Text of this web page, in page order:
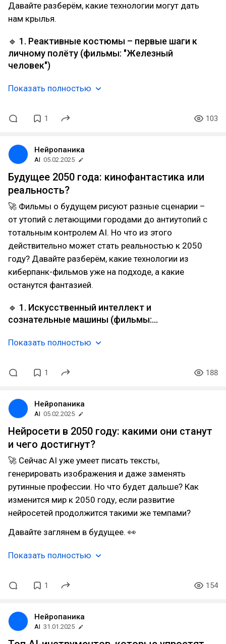
Давайте разберём, какие технологии могут дать
нам крылья.
🔹 1. Реактивные костюмы – первые шаги к
личному полёту (фильмы: "Железный
человек")
Показать полностью
1 103
Нейропаника
AI 05.02.2025
Будущее 2050 года: кинофантастика или
реальность?
🚀 Фильмы о будущем рисуют разные сценарии –
от утопий с летающими городами до антиутопий с
тотальным контролем AI. Но что из этого
действительно может стать реальностью к 2050
году? Давайте разберём, какие технологии из
киберпанк-фильмов уже на подходе, а какие
останутся фантазией.
🔹 1. Искусственный интеллект и
сознательные машины (фильмы:…
Показать полностью
1 188
Нейропаника
AI 05.02.2025
Нейросети в 2050 году: какими они станут
и чего достигнут?
🚀 Сейчас AI уже умеет писать тексты,
генерировать изображения и даже заменять
рутинные профессии. Но что будет дальше? Как
изменится мир к 2050 году, если развитие
нейросетей продолжится такими же темпами?
Давайте заглянем в будущее. 👀
Показать полностью
1 154
Нейропаника
AI 31.01.2025